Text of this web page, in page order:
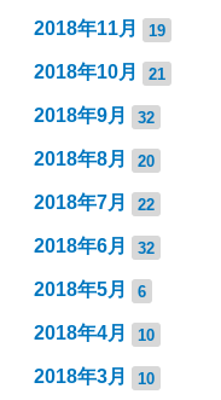
2018年11月 19
2018年10月 21
2018年9月 32
2018年8月 20
2018年7月 22
2018年6月 32
2018年5月 6
2018年4月 10
2018年3月 10